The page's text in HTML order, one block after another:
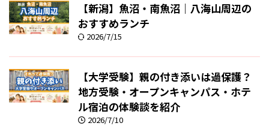
【新潟】魚沼・南魚沼｜八海山周辺の
おすすめランチ
2026/7/15
【大学受験】親の付き添いは過保護？
地方受験・オープンキャンパス・ホテ
ル宿泊の体験談を紹介
2026/7/10